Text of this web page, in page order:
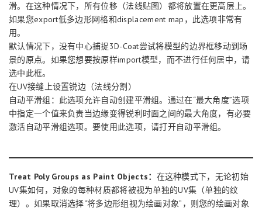
滑。在这种情况下，所有位移（法线贴图）都将放置在更高层上。
如果您export低多边形网格和displacement map，此选项非常有
用。
默认情况下，没有中心捕捉3D-Coat尝试将模型的边界框移动到场
景的原点。如果您想要按原样import模型，而不进行任何居中，请
选中此框。
在UV接缝上设置锐边（法线分割）
自动平滑组：此选项允许自动创建平滑组。通过在“最大角度”选项
中指定一个值来负责当边缘变得锐利时面之间的最大角度，有必要
激活自动平滑组选项。要使用此选项，请打开自动平滑组。
Treat Poly Groups as Paint Objects： 在这种模式下，无论初始
UV集如何，对象的每种材质都将被视为单独的UV集（单独的纹
理）。如果取消选择“将多边形组视为绘画对象”，则您的绘画对象